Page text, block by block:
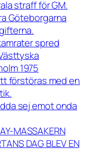
straff för GM.
Göteborgarna
spred
1975
förstöras med en
sej emot onda
MASSAKERN
DAG BLEV EN